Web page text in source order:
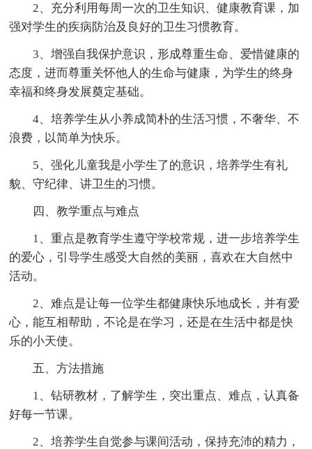
2、充分利用每周一次的卫生知识、健康教育课，加
强对学生的疾病防治及良好的卫生习惯教育。
3、增强自我保护意识，形成尊重生命、爱惜健康的
态度，进而尊重关怀他人的生命与健康，为学生的终身
幸福和终身发展奠定基础。
4、培养学生从小养成简朴的生活习惯，不奢华、不
浪费，以简单为快乐。
5、强化儿童我是小学生了的意识，培养学生有礼
貌、守纪律、讲卫生的习惯。
四、教学重点与难点
1、重点是教育学生遵守学校常规，进一步培养学生
的爱心，引导学生感受大自然的美丽，喜欢在大自然中
活动。
2、难点是让每一位学生都健康快乐地成长，并有爱
心，能互相帮助，不论是在学习，还是在生活中都是快
乐的小天使。
五、方法措施
1、钻研教材，了解学生，突出重点、难点，认真备
好每一节课。
2、培养学生自觉参与课间活动，保持充沛的精力，